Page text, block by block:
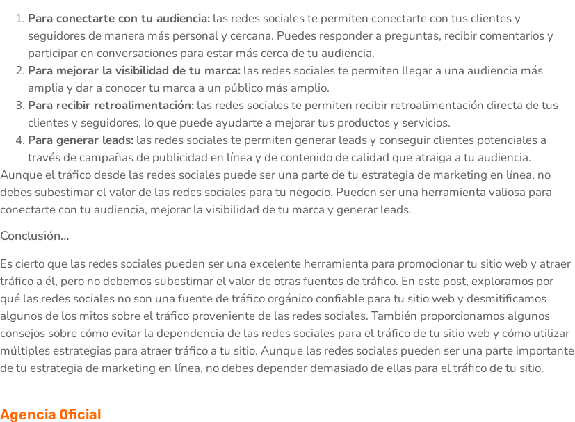
Para conectarte con tu audiencia: las redes sociales te permiten conectarte con tus clientes y
seguidores de manera más personal y cercana. Puedes responder a preguntas, recibir comentarios y
participar en conversaciones para estar más cerca de tu audiencia.
Para mejorar la visibilidad de tu marca: las redes sociales te permiten llegar a una audiencia más
amplia y dar a conocer tu marca a un público más amplio.
Para recibir retroalimentación: las redes sociales te permiten recibir retroalimentación directa de tus
clientes y seguidores, lo que puede ayudarte a mejorar tus productos y servicios.
Para generar leads: las redes sociales te permiten generar leads y conseguir clientes potenciales a
través de campañas de publicidad en línea y de contenido de calidad que atraiga a tu audiencia.
Aunque el tráfico desde las redes sociales puede ser una parte de tu estrategia de marketing en línea, no
debes subestimar el valor de las redes sociales para tu negocio. Pueden ser una herramienta valiosa para
conectarte con tu audiencia, mejorar la visibilidad de tu marca y generar leads.
Conclusión…
Es cierto que las redes sociales pueden ser una excelente herramienta para promocionar tu sitio web y atraer
tráfico a él, pero no debemos subestimar el valor de otras fuentes de tráfico. En este post, exploramos por
qué las redes sociales no son una fuente de tráfico orgánico confiable para tu sitio web y desmitificamos
algunos de los mitos sobre el tráfico proveniente de las redes sociales. También proporcionamos algunos
consejos sobre cómo evitar la dependencia de las redes sociales para el tráfico de tu sitio web y cómo utilizar
múltiples estrategias para atraer tráfico a tu sitio. Aunque las redes sociales pueden ser una parte importante
de tu estrategia de marketing en línea, no debes depender demasiado de ellas para el tráfico de tu sitio.
Agencia 0ficial